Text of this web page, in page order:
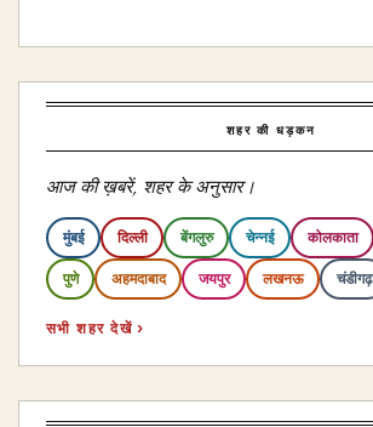
शहर की धड़कन
आज की ख़बरें, शहर के अनुसार।
मुंबई दिल्ली बेंगलुरु चेन्नई कोलकाता
पुणे अहमदाबाद जयपुर लखनऊ चंडीगढ़
सभी शहर देखें ›